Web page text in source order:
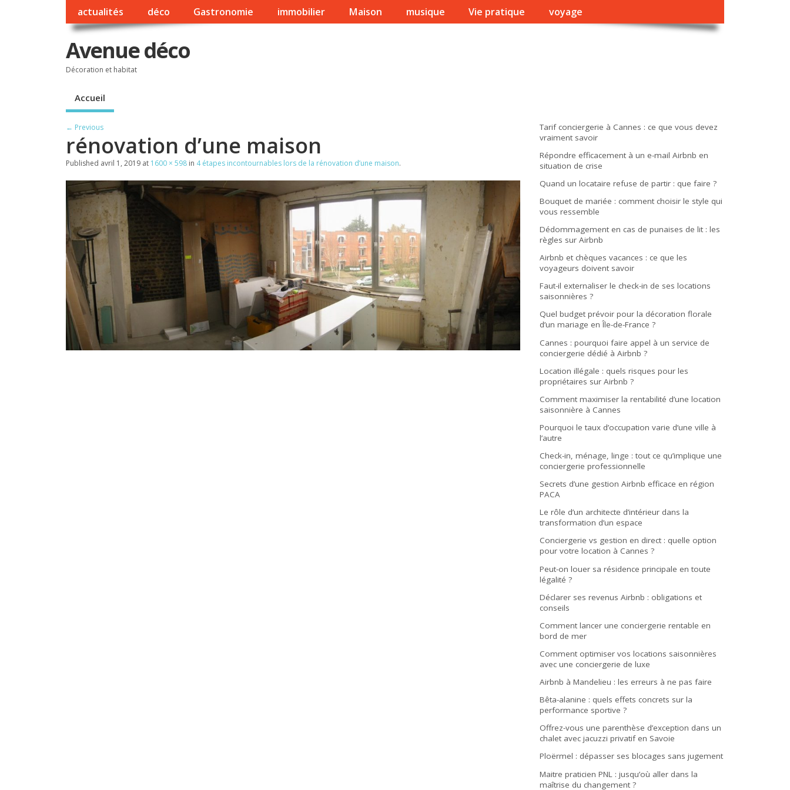
actualités déco Gastronomie immobilier Maison musique Vie pratique voyage
Avenue déco
Décoration et habitat
Accueil
← Previous
rénovation d’une maison
Published avril 1, 2019 at 1600 × 598 in 4 étapes incontournables lors de la rénovation d’une maison.
Tarif conciergerie à Cannes : ce que vous devez
vraiment savoir
Répondre efficacement à un e-mail Airbnb en
situation de crise
Quand un locataire refuse de partir : que faire ?
Bouquet de mariée : comment choisir le style qui
vous ressemble
Dédommagement en cas de punaises de lit : les
règles sur Airbnb
Airbnb et chèques vacances : ce que les
voyageurs doivent savoir
Faut-il externaliser le check-in de ses locations
saisonnières ?
Quel budget prévoir pour la décoration florale
d’un mariage en Île-de-France ?
Cannes : pourquoi faire appel à un service de
conciergerie dédié à Airbnb ?
Location illégale : quels risques pour les
propriétaires sur Airbnb ?
Comment maximiser la rentabilité d’une location
saisonnière à Cannes
Pourquoi le taux d’occupation varie d’une ville à
l’autre
Check-in, ménage, linge : tout ce qu’implique une
conciergerie professionnelle
Secrets d’une gestion Airbnb efficace en région
PACA
Le rôle d’un architecte d’intérieur dans la
transformation d’un espace
Conciergerie vs gestion en direct : quelle option
pour votre location à Cannes ?
Peut-on louer sa résidence principale en toute
légalité ?
Déclarer ses revenus Airbnb : obligations et
conseils
Comment lancer une conciergerie rentable en
bord de mer
Comment optimiser vos locations saisonnières
avec une conciergerie de luxe
Airbnb à Mandelieu : les erreurs à ne pas faire
Bêta-alanine : quels effets concrets sur la
performance sportive ?
Offrez-vous une parenthèse d’exception dans un
chalet avec jacuzzi privatif en Savoie
Ploërmel : dépasser ses blocages sans jugement
Maitre praticien PNL : jusqu’où aller dans la
maîtrise du changement ?